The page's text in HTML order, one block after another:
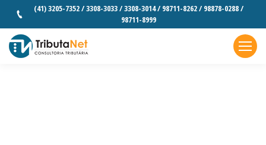
(41) 3205-7352 / 3308-3033 / 3308-3014 / 98711-8262 / 98878-0288 /
98711-8999